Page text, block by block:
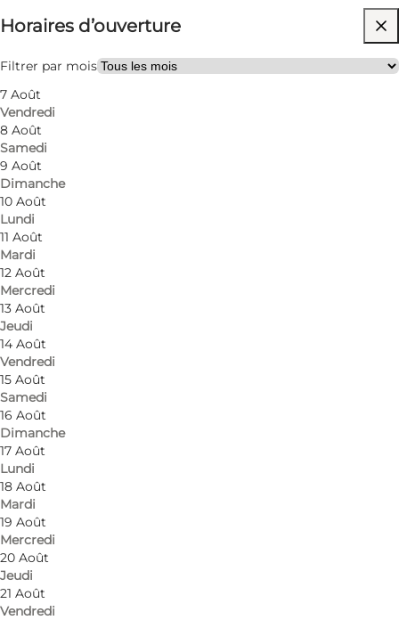
Horaires d’ouverture
Filtrer par mois
7 Août
Vendredi
8 Août
Samedi
9 Août
Dimanche
10 Août
Lundi
11 Août
Mardi
12 Août
Mercredi
13 Août
Jeudi
14 Août
Vendredi
15 Août
Samedi
16 Août
Dimanche
17 Août
Lundi
18 Août
Mardi
19 Août
Mercredi
20 Août
Jeudi
21 Août
Vendredi
Visiter le site web
Photo
© gerlis camping
Camping Slap af is a family camp site with
playground and vegetable garden.